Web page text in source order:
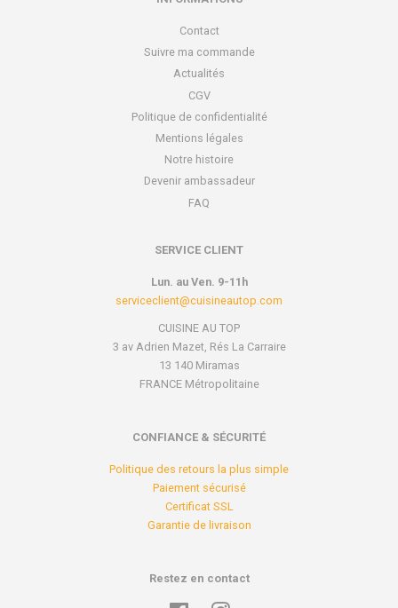
Contact
Suivre ma commande
Actualités
CGV
Politique de confidentialité
Mentions légales
Notre histoire
Devenir ambassadeur
FAQ
SERVICE CLIENT
Lun. au Ven. 9-11h
serviceclient@cuisineautop.com
CUISINE AU TOP
3 av Adrien Mazet, Rés La Carraire
13 140 Miramas
FRANCE Métropolitaine
CONFIANCE & SÉCURITÉ
Politique des retours la plus simple
Paiement sécurisé
Certificat SSL
Garantie de livraison
Restez en contact